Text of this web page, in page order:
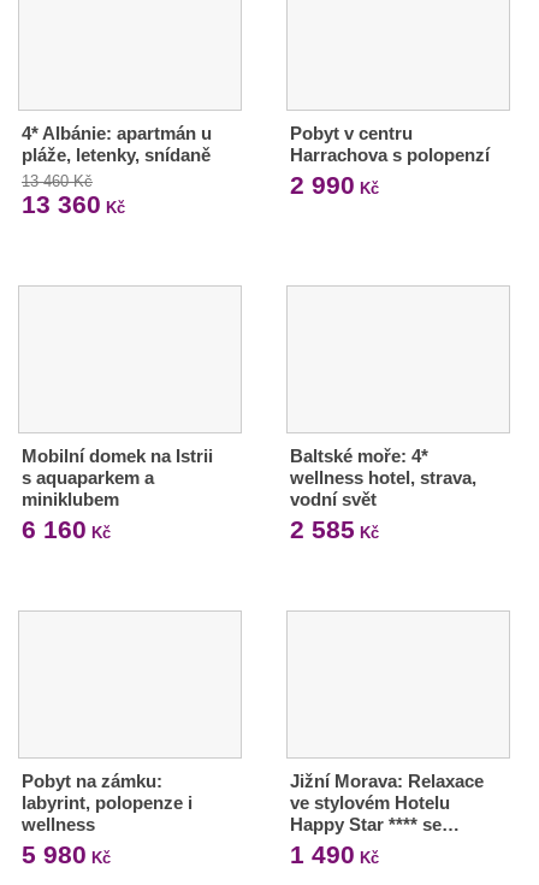
4* Albánie: apartmán u
pláže, letenky, snídaně
13 460 Kč
13 360 Kč
Pobyt v centru
Harrachova s polopenzí
2 990 Kč
Mobilní domek na Istrii
s aquaparkem a
miniklubem
6 160 Kč
Baltské moře: 4*
wellness hotel, strava,
vodní svět
2 585 Kč
Pobyt na zámku:
labyrint, polopenze i
wellness
5 980 Kč
Jižní Morava: Relaxace
ve stylovém Hotelu
Happy Star **** se…
1 490 Kč